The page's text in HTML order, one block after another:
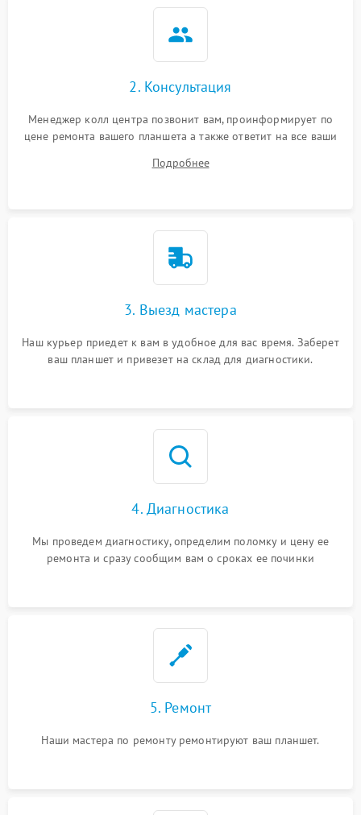
2. Консультация
Менеджер колл центра позвонит вам, проинформирует по
цене ремонта вашего планшета а также ответит на все ваши
Подробнее
3. Выезд мастера
Наш курьер приедет к вам в удобное для вас время. Заберет
ваш планшет и привезет на склад для диагностики.
4. Диагностика
Мы проведем диагностику, определим поломку и цену ее
ремонта и сразу сообщим вам о сроках ее починки
5. Ремонт
Наши мастера по ремонту ремонтируют ваш планшет.